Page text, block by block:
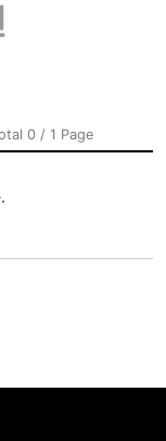
0 / 1 Page